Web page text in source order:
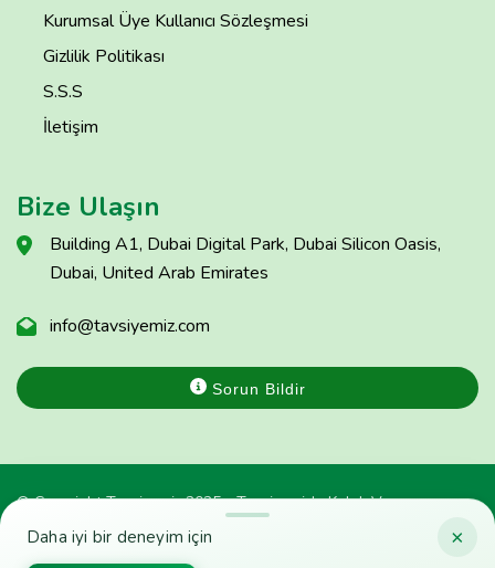
×
Daha iyi bir deneyim için
Kurumsal Üye Kullanıcı Sözleşmesi
Gizlilik Politikası
S.S.S
İletişim
Bize Ulaşın
Building A1, Dubai Digital Park, Dubai Silicon Oasis,
Dubai, United Arab Emirates
info@tavsiyemiz.com
Sorun Bildir
© Copyright Tavsiyemiz 2025 - Tavsiyemiz'e Kulak Ver